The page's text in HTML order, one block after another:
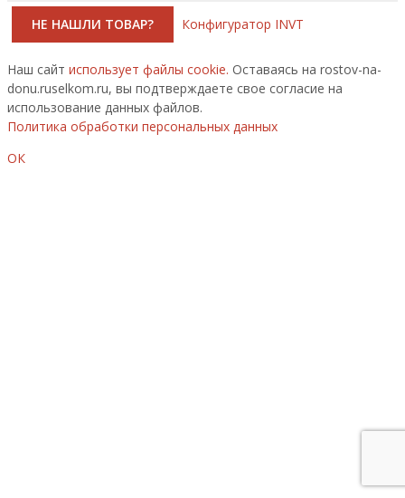
НЕ НАШЛИ ТОВАР? Конфигуратор INVT
Наш сайт использует файлы cookie. Оставаясь на rostov-na-
donu.ruselkom.ru, вы подтверждаете свое согласие на
использование данных файлов.
Политика обработки персональных данных
ОК